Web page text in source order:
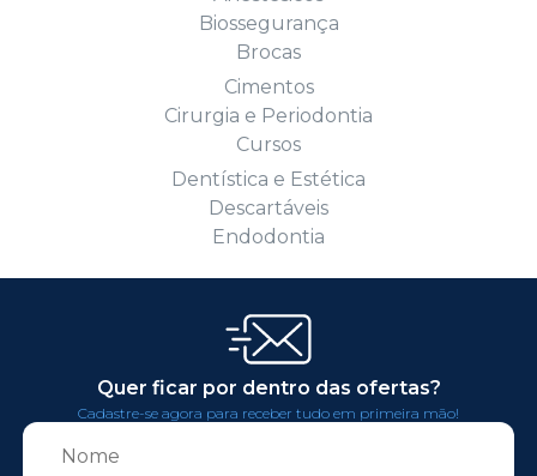
Biossegurança
Brocas
Cimentos
Cirurgia e Periodontia
Cursos
Dentística e Estética
Descartáveis
Endodontia
Quer ficar por dentro das ofertas?
Cadastre-se agora para receber tudo em primeira mão!